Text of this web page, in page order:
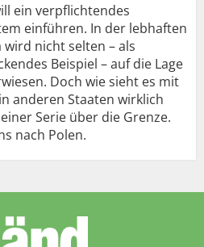
ein verpflichtendes
einführen. In der lebhaften
nicht selten – als
Beispiel – auf die Lage
Doch wie sieht es mit
anderen Staaten wirklich
Serie über die Grenze.
nach Polen.